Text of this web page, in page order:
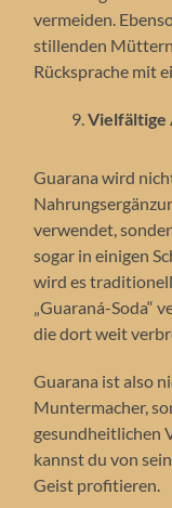
vermeiden.
stillenden
Rücksprache mit
Vielfältige
Guarana wird
verwendet,
sogar in einigen
wird es
„Guaraná-Soda“
die dort weit
Guarana ist also
Muntermacher,
gesundheitlichen
kannst du von
Geist profitieren.